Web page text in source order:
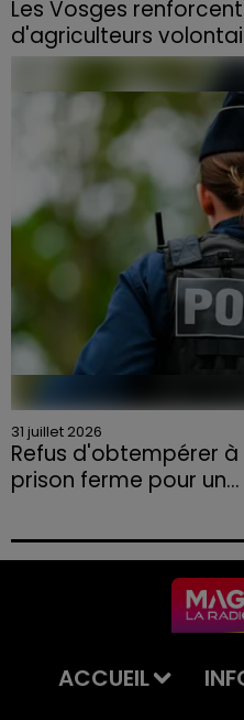
Les Vosges
d'agriculteurs
Face à la sécheresse et
la Chambre d'agriculture
aux agriculteurs
31 juillet 2026
Refus d'obtempérer
prison ferme pour un...
permis et la confiscation
ACCUEIL